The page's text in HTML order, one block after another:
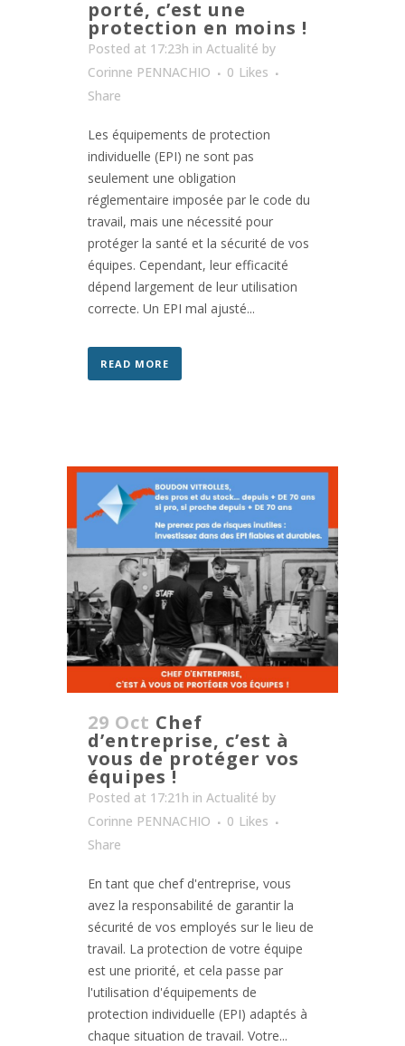
porté, c’est une
protection en moins !
Posted at 17:23h in Actualité by
Corinne PENNACHIO
0 Likes
Share
Les équipements de protection
individuelle (EPI) ne sont pas
seulement une obligation
réglementaire imposée par le code du
travail, mais une nécessité pour
protéger la santé et la sécurité de vos
équipes. Cependant, leur efficacité
dépend largement de leur utilisation
correcte. Un EPI mal ajusté...
READ MORE
29 Oct Chef
d’entreprise, c’est à
vous de protéger vos
équipes !
Posted at 17:21h in Actualité by
Corinne PENNACHIO
0 Likes
Share
En tant que chef d'entreprise, vous
avez la responsabilité de garantir la
sécurité de vos employés sur le lieu de
travail. La protection de votre équipe
est une priorité, et cela passe par
l'utilisation d'équipements de
protection individuelle (EPI) adaptés à
chaque situation de travail. Votre...